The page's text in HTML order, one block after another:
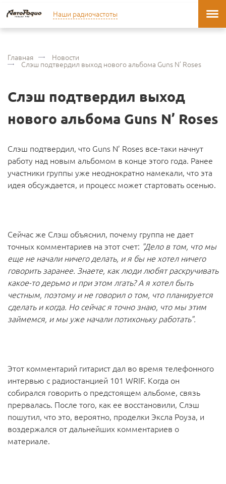
Наши радиочастоты
Главная Новости
Слэш подтвердил выход нового альбома Guns N’ Roses
Слэш подтвердил выход
нового альбома Guns N’ Roses
Слэш подтвердил, что Guns N’ Roses все-таки начнут
работу над новым альбомом в конце этого года. Ранее
участники группы уже неоднократно намекали, что эта
идея обсуждается, и процесс может стартовать осенью.
Сейчас же Слэш объяснил, почему группа не дает
точных комментариев на этот счет: "Дело в том, что мы
еще не начали ничего делать, и я бы не хотел ничего
говорить заранее. Знаете, как люди любят раскручивать
какое-то дерьмо и при этом лгать? А я хотел быть
честным, поэтому и не говорил о том, что планируется
сделать и когда. Но сейчас я точно знаю, что мы этим
займемся, и мы уже начали потихоньку работать".
Этот комментарий гитарист дал во время телефонного
интервью с радиостанцией 101 WRIF. Когда он
собирался говорить о предстоящем альбоме, связь
прервалась. После того, как ее восстановили, Слэш
пошутил, что это, вероятно, проделки Эксла Роуза, и
воздержался от дальнейших комментариев о
материале.